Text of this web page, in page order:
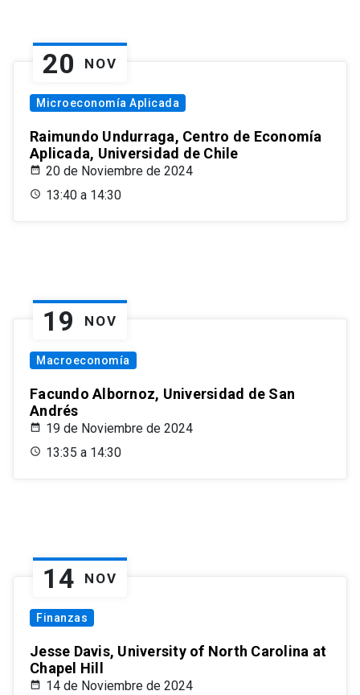
20 NOV
Microeconomía Aplicada
Raimundo Undurraga, Centro de Economía
Aplicada, Universidad de Chile
20 de Noviembre de 2024
13:40 a 14:30
19 NOV
Macroeconomía
Facundo Albornoz, Universidad de San
Andrés
19 de Noviembre de 2024
13:35 a 14:30
14 NOV
Finanzas
Jesse Davis, University of North Carolina at
Chapel Hill
14 de Noviembre de 2024